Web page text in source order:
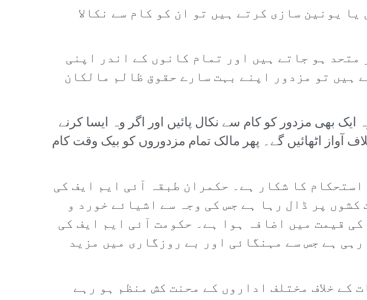
یونین سازی کرتے ہیں تو ان کو کام سے نکالا
ہو جاتے ہیں اور تمام کانوں کے اندر اپنی
ہیں تو مزدور اپنے بہت سارے حقوق ظالم مالکان
بھی مزدور کو کام سے نکال پائیں اور اگر وہ ایسا کرنے
اٹھائیں گے۔ پھر مالک تمام مزدوروں کو بیک وقت کام
کا شکار ہے۔ حکمران طبقہ آئی ایم ایف کی
پر ڈال رہا ہے جس کی وجہ سے اشیائے خورد و
قیمت میں اضافہ ہوا ہے۔ حکومت آئی ایم ایف کی
ہے جس سے مہنگائی اور بے روزگاری میں مزید
کے خلاف مختلف اداروں کے محنت کش منظم ہو رہے